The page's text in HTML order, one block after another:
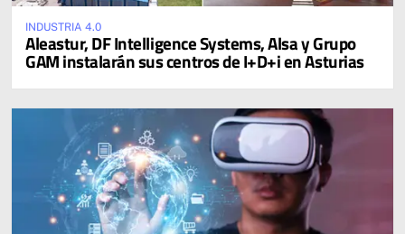
INDUSTRIA 4.0
Aleastur, DF Intelligence Systems, Alsa y Grupo
GAM instalarán sus centros de I+D+i en Asturias